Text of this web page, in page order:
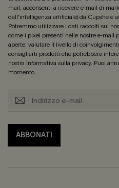
mail, acconsenti a ricevere e-mail di
dall'intelligenza artificiale) da Cupshe e
Potremmo utilizzare i dati raccolti sul
come i pixel presenti nelle nostre e-mail
aperte, valutare il livello di
consigliarti prodotti che potrebbero
nostra Informativa sulla privacy. Puoi
momento.
ABBONATI